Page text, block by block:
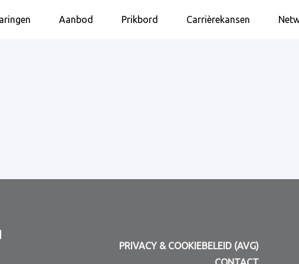
Aanbod Prikbord Carrièrekansen
PRIVACY & COOKIEBELEID (AVG)